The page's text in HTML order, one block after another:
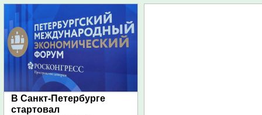
В Санкт-Петербурге
стартовал